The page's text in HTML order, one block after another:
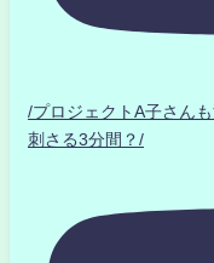
/プロジェクトA子さん
刺さる3分間？/